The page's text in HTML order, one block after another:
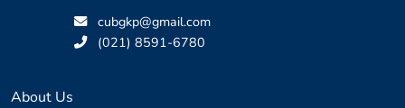
cubgkp@gmail.com
(021) 8591-6780
About Us